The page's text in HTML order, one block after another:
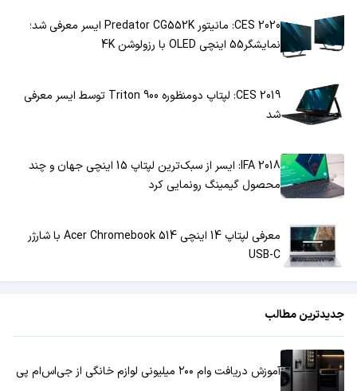
CES 2020: مانیتور Predator CG552K ایسر معرفی شد؛‌
نمایشگر55 اینچی OLED با رزولوشن 4K
CES 2019: لپتاپ دومنظوره Triton 900 توسط ایسر معرفی
شد
IFA 2018: ایسر از سبک‌ترین لپتاپ 15 اینچی جهان و چند
محصول گیمینگ رونمایی کرد
معرفی لپتاپ 14 اینچی Acer Chromebook 514 با شارژر
USB-C
جدیدترین مطالب
آموزش دریافت وام ۲۰۰ میلیونی لوازم خانگی از جی‌اس‌ام پی